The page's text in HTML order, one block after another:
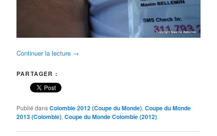
Continuer la lecture →
PARTAGER :
Publié dansColombie 2012 (Coupe du Monde),Coupe du Monde
2013 (Colombie),Coupe du Monde Colombie (2012)